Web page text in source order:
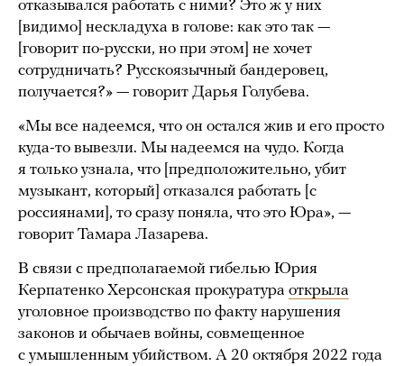
отказывался работать с ними? Это ж у них
[видимо] нескладуха в голове: как это так —
[говорит по-русски, но при этом] не хочет
сотрудничать? Русскоязычный бандеровец,
получается?» — говорит Дарья Голубева.
«Мы все надеемся, что он остался жив и его просто
куда-то вывезли. Мы надеемся на чудо. Когда
я только узнала, что [предположительно, убит
музыкант, который] отказался работать [с
россиянами], то сразу поняла, что это Юра», —
говорит Тамара Лазарева.
В связи с предполагаемой гибелью Юрия
Керпатенко Херсонская прокуратура открыла
уголовное производство по факту нарушения
законов и обычаев войны, совмещенное
с умышленным убийством. А 20 октября 2022 года